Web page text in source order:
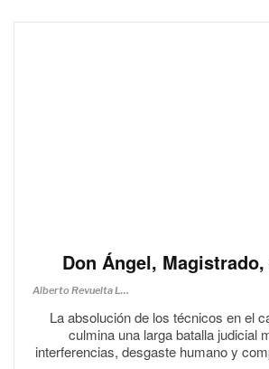
Don Ángel,
Alberto Revuelta Lucerga
La absolución de los técnicos en el
culmina una larga batalla judicial
interferencias, desgaste humano y